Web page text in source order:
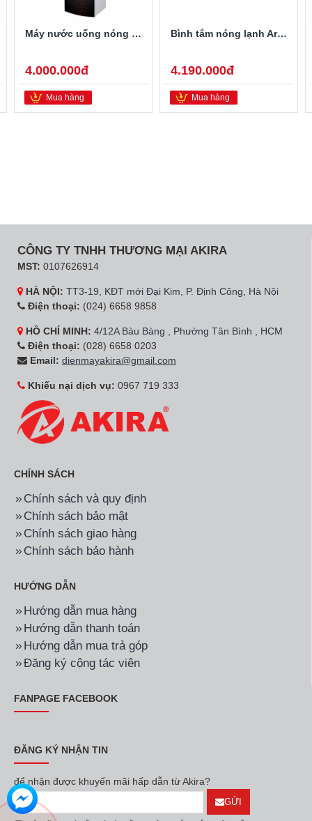
Máy nước uống nóng lạnh Alaska R-80
4.000.000đ
Mua hàng
Bình tắm nóng lạnh Ariston PRO-R40SH 2.5FE 40 Lít
4.190.000đ
Mua hàng
CÔNG TY TNHH THƯƠNG MẠI AKIRA
MST: 0107626914
HÀ NỘI: TT3-19, KĐT mới Đại Kim, P. Định Công, Hà Nội
Điện thoại: (024) 6658 9858
HỒ CHÍ MINH: 4/12A Bàu Bàng , Phường Tân Bình , HCM
Điện thoại: (028) 6658 0203
Email: dienmayakira@gmail.com
Khiếu nại dịch vụ: 0967 719 333
CHÍNH SÁCH
Chính sách và quy định
Chính sách bảo mật
Chính sách giao hàng
Chính sách bảo hành
HƯỚNG DẪN
Hướng dẫn mua hàng
Hướng dẫn thanh toán
Hướng dẫn mua trả góp
Đăng ký cộng tác viên
FANPAGE FACEBOOK
ĐĂNG KÝ NHẬN TIN
để nhận được khuyến mãi hấp dẫn từ Akira?
GỬI